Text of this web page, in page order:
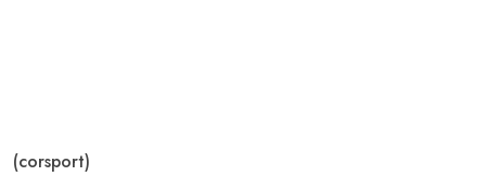
(corsport)